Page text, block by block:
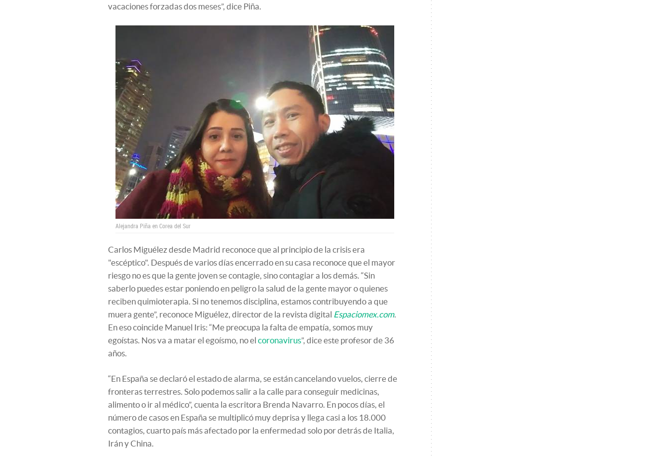
vacaciones forzadas dos meses”, dice Piña.
Alejandra Piña en Corea del Sur
Carlos Miguélez desde Madrid reconoce que al principio de la crisis era
"escéptico". Después de varios días encerrado en su casa reconoce que el mayor
riesgo no es que la gente joven se contagie, sino contagiar a los demás. “Sin
saberlo puedes estar poniendo en peligro la salud de la gente mayor o quienes
reciben quimioterapia. Si no tenemos disciplina, estamos contribuyendo a que
muera gente”, reconoce Miguélez, director de la revista digital Espaciomex.com.
En eso coincide Manuel Iris: “Me preocupa la falta de empatía, somos muy
egoístas. Nos va a matar el egoísmo, no el coronavirus”, dice este profesor de 36
años.
“En España se declaró el estado de alarma, se están cancelando vuelos, cierre de
fronteras terrestres. Solo podemos salir a la calle para conseguir medicinas,
alimento o ir al médico”, cuenta la escritora Brenda Navarro. En pocos días, el
número de casos en España se multiplicó muy deprisa y llega casi a los 18.000
contagios, cuarto país más afectado por la enfermedad solo por detrás de Italia,
Irán y China.